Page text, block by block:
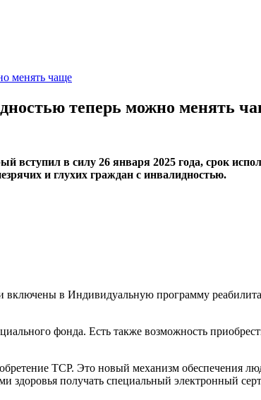
менять чаще
теперь можно менять
в силу 26 января 2025 года, срок
и глухих граждан с инвалидностью.
включены в Индивидуальную программу
фонда. Есть также возможность
ТСР. Это новый механизм обеспечения
здоровья получать специальный электронный